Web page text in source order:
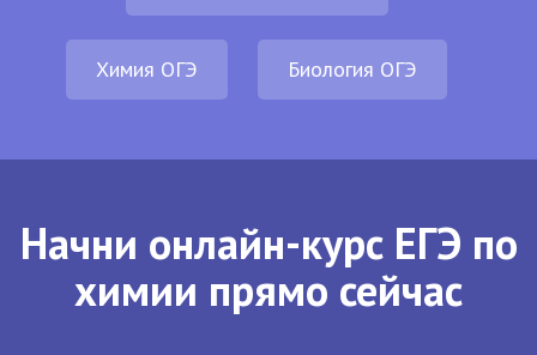
Химия ОГЭ Биология ОГЭ
Начни онлайн-курс ЕГЭ по
химии прямо сейчас